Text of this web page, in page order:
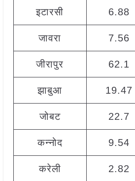
इटारसी 6.88
जावरा 7.56
जीरापुर 62.1
झाबुआ 19.47
जोबट 22.7
कन्नोद 9.54
करेली 2.82